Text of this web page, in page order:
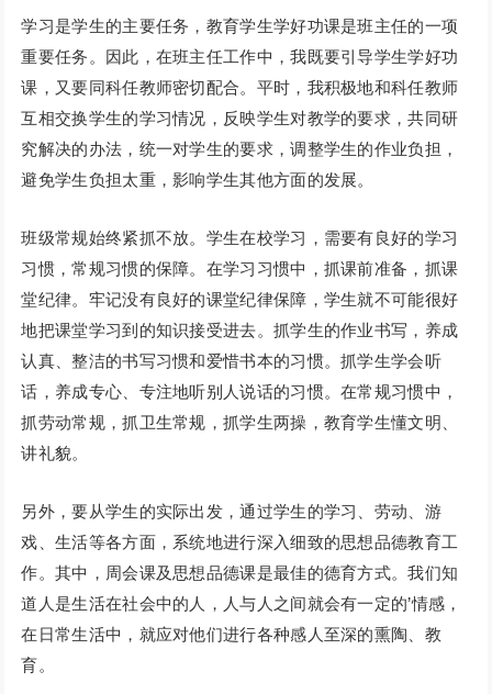
学习是学生的主要任务，教育学生学好功课是班主任的一项
重要任务。因此，在班主任工作中，我既要引导学生学好功
课，又要同科任教师密切配合。平时，我积极地和科任教师
互相交换学生的学习情况，反映学生对教学的要求，共同研
究解决的办法，统一对学生的要求，调整学生的作业负担，
避免学生负担太重，影响学生其他方面的发展。
班级常规始终紧抓不放。学生在校学习，需要有良好的学习
习惯，常规习惯的保障。在学习习惯中，抓课前准备，抓课
堂纪律。牢记没有良好的课堂纪律保障，学生就不可能很好
地把课堂学习到的知识接受进去。抓学生的作业书写，养成
认真、整洁的书写习惯和爱惜书本的习惯。抓学生学会听
话，养成专心、专注地听别人说话的习惯。在常规习惯中，
抓劳动常规，抓卫生常规，抓学生两操，教育学生懂文明、
讲礼貌。
另外，要从学生的实际出发，通过学生的学习、劳动、游
戏、生活等各方面，系统地进行深入细致的思想品德教育工
作。其中，周会课及思想品德课是最佳的德育方式。我们知
道人是生活在社会中的人，人与人之间就会有一定的’情感，
在日常生活中，就应对他们进行各种感人至深的熏陶、教
育。